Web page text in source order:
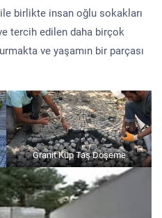
birlikte insan oğlu sokakları
tercih edilen daha birçok
ve yaşamın bir parçası
Granit Küp Taş Döşeme